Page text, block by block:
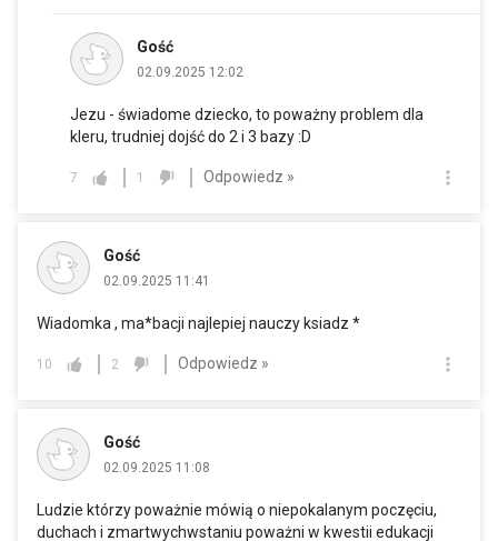
Gość
02.09.2025 12:02
Jezu - świadome dziecko, to poważny problem dla
kleru, trudniej dojść do 2 i 3 bazy :D
7 1 Odpowiedz »
Gość
02.09.2025 11:41
Wiadomka , ma*bacji najlepiej nauczy ksiadz *
10 2 Odpowiedz »
Gość
02.09.2025 11:08
Ludzie którzy poważnie mówią o niepokalanym poczęciu,
duchach i zmartwychwstaniu poważni w kwestii edukacji